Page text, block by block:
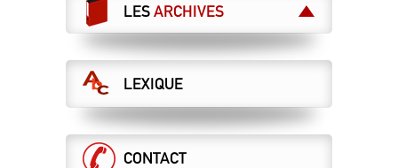
LESARCHIVES
LEXIQUE
CONTACT